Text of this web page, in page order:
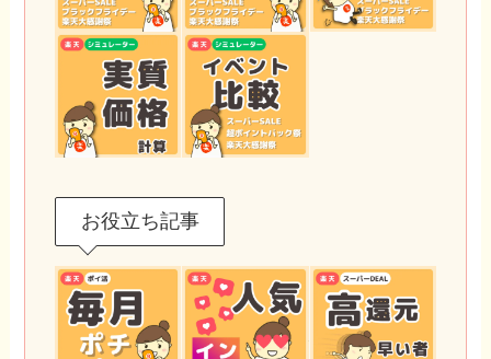
お役立ち記事